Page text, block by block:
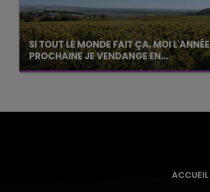
SI TOUT LE MONDE FAIT ÇA, MOI L'ANNÉE
PROCHAINE JE VENDANGE EN...
La vendange en Champagne a débuté ce jeudi
ACCUEIL